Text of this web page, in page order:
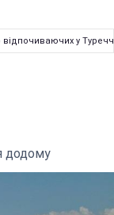
у
додому